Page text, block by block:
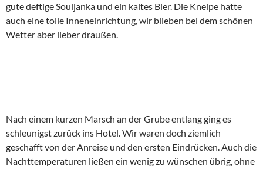
gute deftige Souljanka und ein kaltes Bier. Die Kneipe hatte
auch eine tolle Inneneinrichtung, wir blieben bei dem schönen
Wetter aber lieber draußen.
Nach einem kurzen Marsch an der Grube entlang ging es
schleunigst zurück ins Hotel. Wir waren doch ziemlich
geschafft von der Anreise und den ersten Eindrücken. Auch die
Nachttemperaturen ließen ein wenig zu wünschen übrig, ohne